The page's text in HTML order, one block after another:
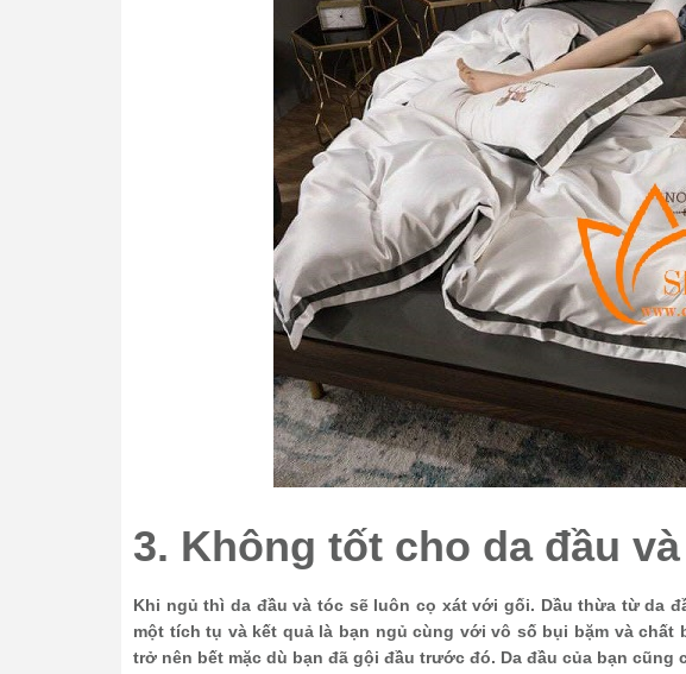
3. Không tốt cho da đầu
Khi ngủ thì da đầu và tóc sẽ luôn cọ xát với gối. Dầu thừa từ da
một tích tụ và kết quả là bạn ngủ cùng với vô số bụi bặm và
trở nên bết mặc dù bạn đã gội đầu trước đó. Da đầu của bạn cũng